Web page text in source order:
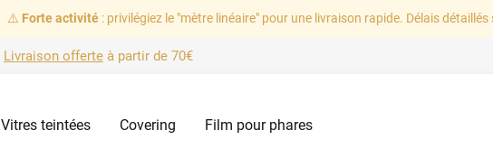
⚠️ Forte activité: privilégiez le "mètre linéaire" pour une livraison rapide. Délais
Livraison offerteà partir de 70€
Vitres teintées Covering Film pour phares